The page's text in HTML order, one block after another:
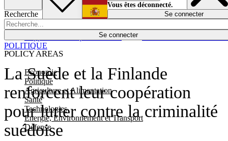
Recherche
Se connecter
POLICY AREAS
Economie
Politique
Agriculture et Alimentation
Santé
Technologies
Energie, Environnement et Transport
Défense
Économie
Español
Vous êtes déconnecté.
Se connecter
La Suède et la Finlande
renforcent leur coopération
pour lutter contre la criminalité
suédoise
POLITIQUE